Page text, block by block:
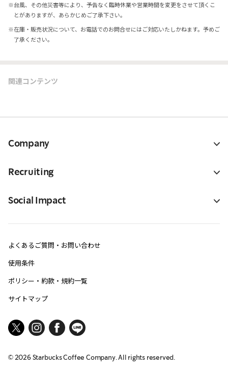
※台風、その他災害等により、予告なく臨時休業や営業時間を変更をさせて頂くこ
とがありますが、あらかじめご了承下さい。
※在庫・販売状況について、お電話でのお問合せにはご対応いたしかねます。予めご
了承ください。
関連コンテンツ
Company
Recruiting
Social Impact
よくあるご質問・お問い合わせ
使用条件
ポリシー・約款・規約一覧
サイトマップ
© 2026Starbucks Coffee Company. All rights reserved.